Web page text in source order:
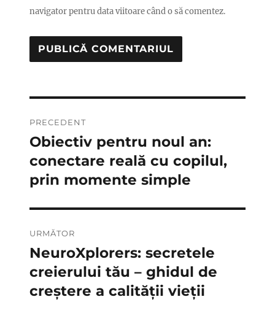
navigator pentru data viitoare când o să comentez.
în
articole
PRECEDENT
Articolul
anterior:
Obiectiv pentru noul an:
conectare reală cu copilul,
prin momente simple
URMĂTOR
Articolul
următor:
NeuroXplorers: secretele
creierului tău – ghidul de
creștere a calității vieții